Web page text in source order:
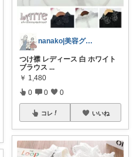
nanako|美容グッズ✖️2児ママ
つけ襟 レディース 白 ホワイト
ブラウス ...
￥ 1,480
0 0 0
コレ いいね